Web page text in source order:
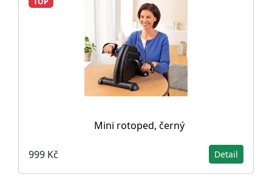
Mini rotoped, černý
999 Kč Detail